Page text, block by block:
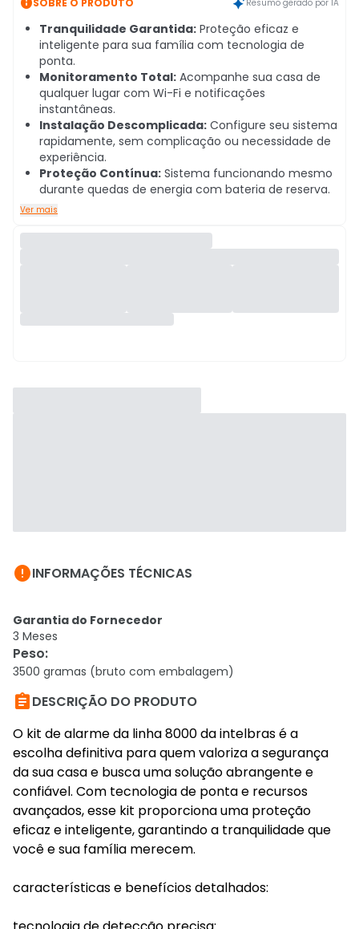
Resumo gerado por IA
Tranquilidade Garantida: Proteção eficaz e
inteligente para sua família com tecnologia de
ponta.
Monitoramento Total: Acompanhe sua casa de
qualquer lugar com Wi-Fi e notificações
instantâneas.
Instalação Descomplicada: Configure seu sistema
rapidamente, sem complicação ou necessidade de
experiência.
Proteção Contínua: Sistema funcionando mesmo
durante quedas de energia com bateria de reserva.
Ver mais
INFORMAÇÕES TÉCNICAS
Garantia do Fornecedor
3 Meses
Peso:
3500 gramas (bruto com embalagem)
DESCRIÇÃO DO PRODUTO
O kit de alarme da linha 8000 da intelbras é a
escolha definitiva para quem valoriza a segurança
da sua casa e busca uma solução abrangente e
confiável. Com tecnologia de ponta e recursos
avançados, esse kit proporciona uma proteção
eficaz e inteligente, garantindo a tranquilidade que
você e sua família merecem.
características e benefícios detalhados: